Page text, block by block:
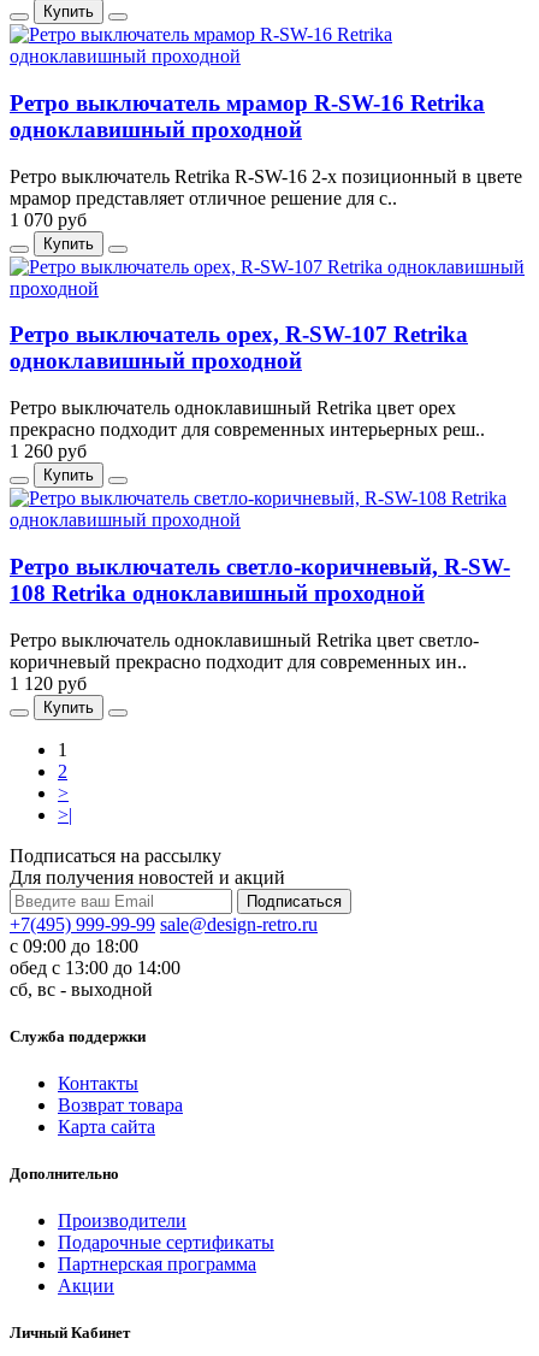
Купить
Ретро выключатель мрамор R-SW-16 Retrika
одноклавишный проходной
Ретро выключатель Retrika R-SW-16 2-х позиционный в цвете
мрамор представляет отличное решение для с..
1 070 руб
Купить
Ретро выключатель орех, R-SW-107 Retrika
одноклавишный проходной
Ретро выключатель одноклавишный Retrika цвет орех
прекрасно подходит для современных интерьерных реш..
1 260 руб
Купить
Ретро выключатель светло-коричневый, R-SW-
108 Retrika одноклавишный проходной
Ретро выключатель одноклавишный Retrika цвет светло-
коричневый прекрасно подходит для современных ин..
1 120 руб
Купить
1
2
>
>|
Подписаться на рассылку
Для получения новостей и акций
+7(495) 999-99-99 sale@design-retro.ru
с 09:00 до 18:00
обед с 13:00 до 14:00
сб, вс - выходной
Служба поддержки
Контакты
Возврат товара
Карта сайта
Дополнительно
Производители
Подарочные сертификаты
Партнерская программа
Акции
Личный Кабинет